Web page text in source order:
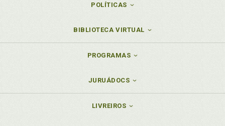
POLÍTICAS
BIBLIOTECA VIRTUAL
PROGRAMAS
JURUÁDOCS
LIVREIROS